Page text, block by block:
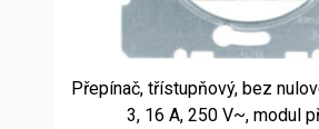
Přepínač, třístupňový, bez
3, 16 A, 250 V~, modul